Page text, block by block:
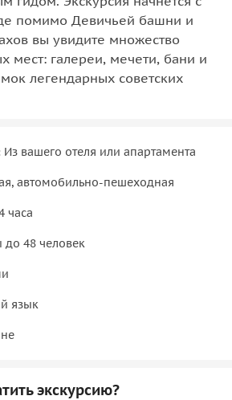
помимо Девичьей башни и
вы увидите множество
мест: галереи, мечети, бани и
легендарных советских
Из вашего отеля или апартамента
автомобильно-пешеходная
часа
до 48 человек
язык
экскурсию?